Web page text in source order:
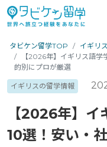
タビケン留学TOP イギリ
【2026年】イギリス語
的別にプロが厳選
イギリスの留学情報
【2026年】
10選！安い・